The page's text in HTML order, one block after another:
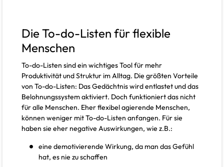
Die To-do-Listen für flexible
Menschen
To-do-Listen sind ein wichtiges Tool für mehr
Produktivität und Struktur im Alltag. Die größten Vorteile
von To-do-Listen: Das Gedächtnis wird entlastet und das
Belohnungssystem aktiviert. Doch funktioniert das nicht
für alle Menschen. Eher flexibel agierende Menschen,
können weniger mit To-do-Listen anfangen. Für sie
haben sie eher negative Auswirkungen, wie z.B.:
eine demotivierende Wirkung, da man das Gefühl
hat, es nie zu schaffen